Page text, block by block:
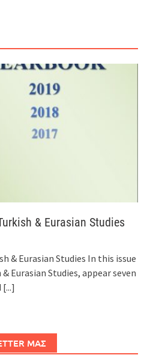
& Eurasian Studies
& Eurasian Studies In this issue
Eurasian Studies, appear seven
[...]
ΜΑΣ